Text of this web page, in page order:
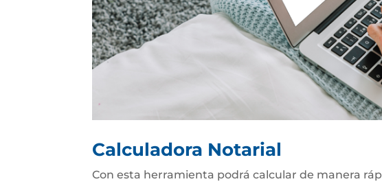
Calculadora Notarial
Con esta herramienta podrá calcular de manera